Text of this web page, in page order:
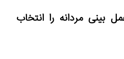
بینی مردانه را انتخاب